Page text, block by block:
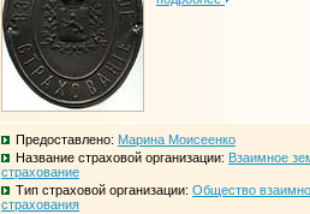
Предоставлено: Марина Моисеенко
Название страховой организации: Взаимное
страхование
Тип страховой организации: Общество
страхования